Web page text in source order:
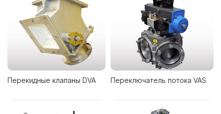
Перекидные клапаны DVA Переключатель потока VAS